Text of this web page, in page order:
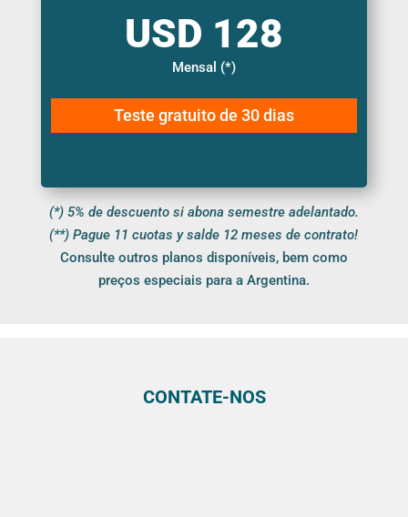
Mensal (*)
Teste gratuito de 30 dias
(*) 5% de descuento si abona semestre adelantado.
(**) Pague 11 cuotas y salde 12 meses de contrato!
Consulte outros planos disponíveis, bem como
preços especiais para a Argentina.
CONTATE-NOS